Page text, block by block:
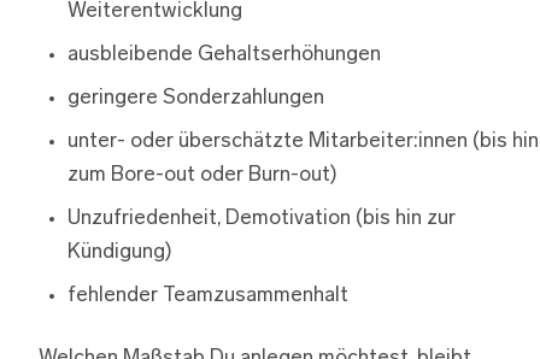
Weiterentwicklung
ausbleibende Gehaltserhöhungen
geringere Sonderzahlungen
unter- oder überschätzte Mitarbeiter:innen (bis hin
zum Bore-out oder Burn-out)
Unzufriedenheit, Demotivation (bis hin zur
Kündigung)
fehlender Teamzusammenhalt